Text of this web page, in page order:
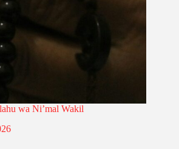
wa Ni’mal Wakil